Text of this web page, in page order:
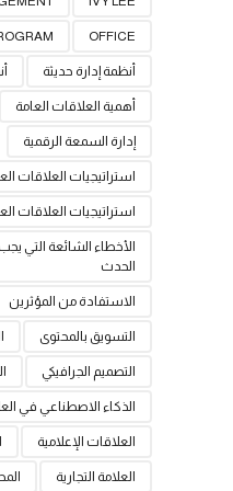
OFFICE
أنظمة إدارة حديثة
أهمية العلاقات العامة
إدارة السمعة الرقمية
استراتيجيات العلاقات
استراتيجيات العلاقات
الأخطاء الشائعة التي
الحدث
الاستفادة من المؤثرين
التسويق بالمحتوى
التصميم الجرافيكي
الذكاء الاصطناعي في
العلاقات الإعلامية
العلامة التجارية